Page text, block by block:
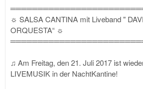
☼ SALSA CANTINA mit Liveband "
ORQUESTA“ ☼
♫ Am Freitag, den 21. Juli 2017 ist
LIVEMUSIK in der NachtKantine!